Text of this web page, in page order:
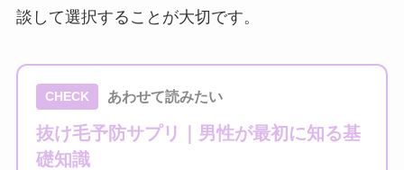
談して選択することが大切です。
CHECK あわせて読みたい
抜け毛予防サプリ｜男性が最初に知る基
礎知識